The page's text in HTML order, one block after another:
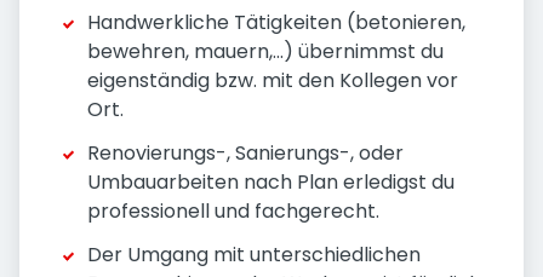
Handwerkliche Tätigkeiten (betonieren,
bewehren, mauern,...) übernimmst du
eigenständig bzw. mit den Kollegen vor
Ort.
Renovierungs-, Sanierungs-, oder
Umbauarbeiten nach Plan erledigst du
professionell und fachgerecht.
Der Umgang mit unterschiedlichen